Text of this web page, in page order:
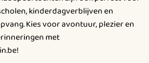
kinderdagverblijven en
Kies voor avontuur, plezier en
met